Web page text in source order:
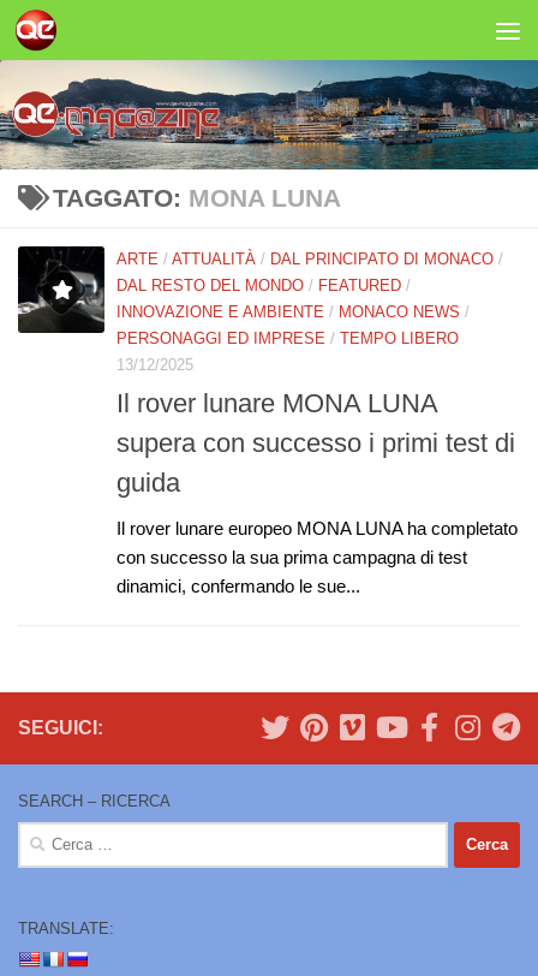
Salta al contenuto
TAGGATO: MONA LUNA
ARTE / ATTUALITÀ / DAL PRINCIPATO DI MONACO /
DAL RESTO DEL MONDO / FEATURED /
INNOVAZIONE E AMBIENTE / MONACO NEWS /
PERSONAGGI ED IMPRESE / TEMPO LIBERO
13/12/2025
Il rover lunare MONA LUNA
supera con successo i primi test di
guida
Il rover lunare europeo MONA LUNA ha completato
con successo la sua prima campagna di test
dinamici, confermando le sue...
SEGUICI:
SEARCH – RICERCA
Ricerca
TRANSLATE: